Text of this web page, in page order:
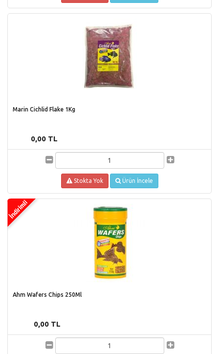
Marin Cichlid Flake 1Kg
0,00 TL
Stokta Yok Ürün İncele
Ahm Wafers Chips 250Ml
0,00 TL